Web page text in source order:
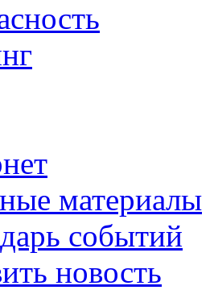
материалы
событий
новость